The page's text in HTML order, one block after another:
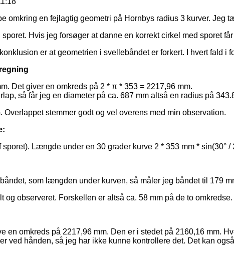
omkring en fejlagtig geometri på Hornbys radius 3 kurver. Jeg
Hvis jeg forsøger at danne en korrekt cirkel med sporet
er at geometrien i svellebåndet er forkert. I hvert fald i
Det giver en omkreds på 2 * π * 353 = 2217,96 mm.
så får jeg en diameter på ca. 687 mm altså en radius på
Overlappet stemmer godt og vel overens med min observation.
Længde under en 30 grader kurve 2 * 353 mm * sin(30° /
som længden under kurven, så måler jeg båndet til 179
og observeret. Forskellen er altså ca. 58 mm på de to omkredse.
en omkreds på 2217,96 mm. Den er i stedet på 2160,16 mm.
ved hånden, så jeg har ikke kunne kontrollere det. Det kan